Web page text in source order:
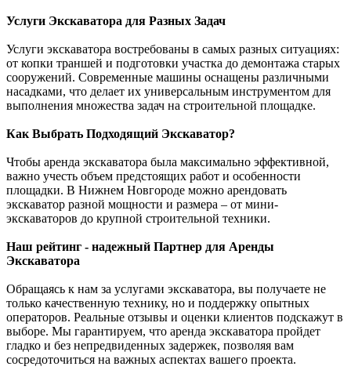
Услуги Экскаватора для Разных Задач
Услуги экскаватора востребованы в самых разных ситуациях:
от копки траншей и подготовки участка до демонтажа старых
сооружений. Современные машины оснащены различными
насадками, что делает их универсальным инструментом для
выполнения множества задач на строительной площадке.
Как Выбрать Подходящий Экскаватор?
Чтобы аренда экскаватора была максимально эффективной,
важно учесть объем предстоящих работ и особенности
площадки. В Нижнем Новгороде можно арендовать
экскаватор разной мощности и размера – от мини-
экскаваторов до крупной строительной техники.
Наш рейтинг - надежный Партнер для Аренды
Экскаватора
Обращаясь к нам за услугами экскаватора, вы получаете не
только качественную технику, но и поддержку опытных
операторов. Реальные отзывы и оценки клиентов подскажут в
выборе. Мы гарантируем, что аренда экскаватора пройдет
гладко и без непредвиденных задержек, позволяя вам
сосредоточиться на важных аспектах вашего проекта.